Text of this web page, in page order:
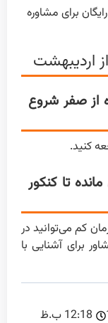
برای مشاوره
اردیبهشت
از صفر شروع
کنید.
تا کنکور
کم می‌توانید در
برای آشنایی با
12:18 ب.ظ